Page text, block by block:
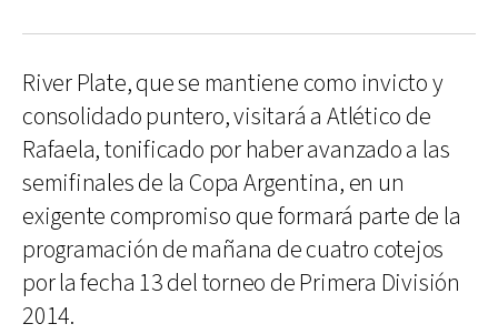
River Plate, que se mantiene como invicto y
consolidado puntero, visitará a Atlético de
Rafaela, tonificado por haber avanzado a las
semifinales de la Copa Argentina, en un
exigente compromiso que formará parte de la
programación de mañana de cuatro cotejos
por la fecha 13 del torneo de Primera División
2014.